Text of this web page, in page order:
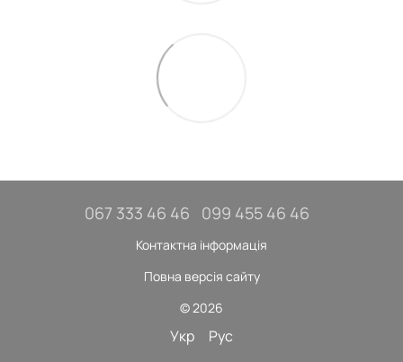
067 333 46 46 099 455 46 46
Контактна інформація
Повна версія сайту
© 2026
Укр Рус